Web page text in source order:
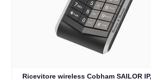
Ricevitore wireless Cobham SAILOR